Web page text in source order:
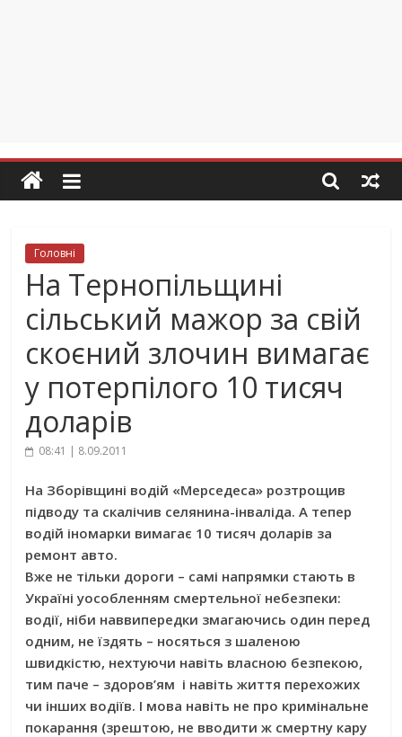
Головні
На Тернопільщині
сільський мажор за свій
скоєний злочин вимагає
у потерпілого 10 тисяч
доларів
08:41 | 8.09.2011
На Зборівщині водій «Мерседеса» розтрощив
підводу та скалічив селянина-інваліда. А тепер
водій іномарки вимагає 10 тисяч доларів за
ремонт авто.
Вже не тільки дороги – самі напрямки стають в
Україні уособленням смертельної небезпеки:
водії, ніби наввипередки змагаючись один перед
одним, не їздять – носяться з шаленою
швидкістю, нехтуючи навіть власною безпекою,
тим паче – здоров’ям і навіть життя перехожих
чи інших водіїв. І мова навіть не про кримінальне
покарання (зрештою, не вводити ж смертну кару